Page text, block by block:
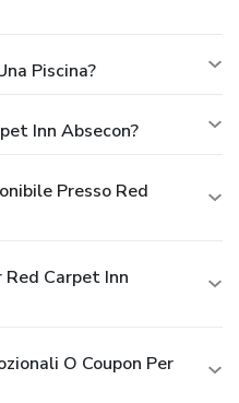
Piscina?
Inn Absecon?
Presso Red
Carpet Inn
O Coupon Per